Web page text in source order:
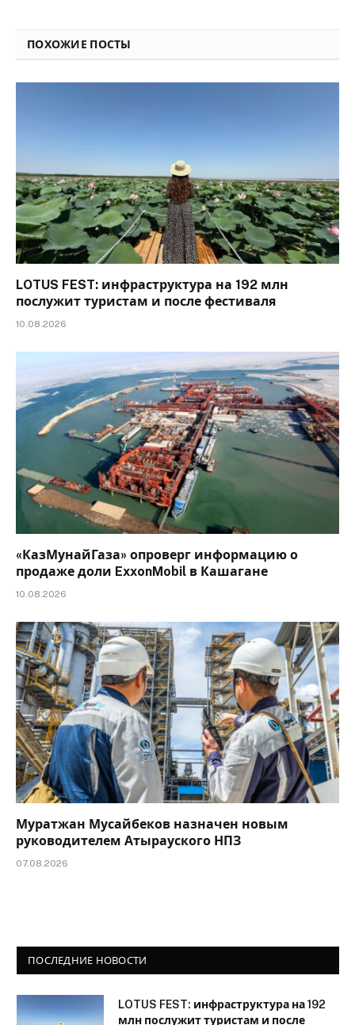
ПОХОЖИЕ ПОСТЫ
LOTUS FEST: инфраструктура на 192 млн
послужит туристам и после фестиваля
10.08.2026
«КазМунайГаза» опроверг информацию о
продаже доли ExxonMobil в Кашагане
10.08.2026
Муратжан Мусайбеков назначен новым
руководителем Атырауского НПЗ
07.08.2026
ПОСЛЕДНИЕ НОВОСТИ
LOTUS FEST: инфраструктура на 192
млн послужит туристам и после